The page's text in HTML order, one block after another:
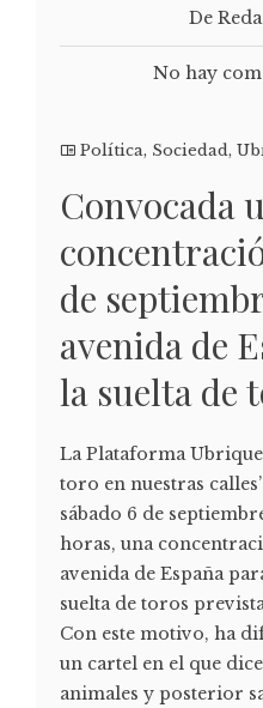
De
No hay
Política, Sociedad,
Convocada
de
avenida de
la suelta de
La Plataforma
toro en nuestras
sábado 6 de
horas, una
avenida de España
suelta de toros
Con este motivo, ha
un cartel en el que
animales y posterior